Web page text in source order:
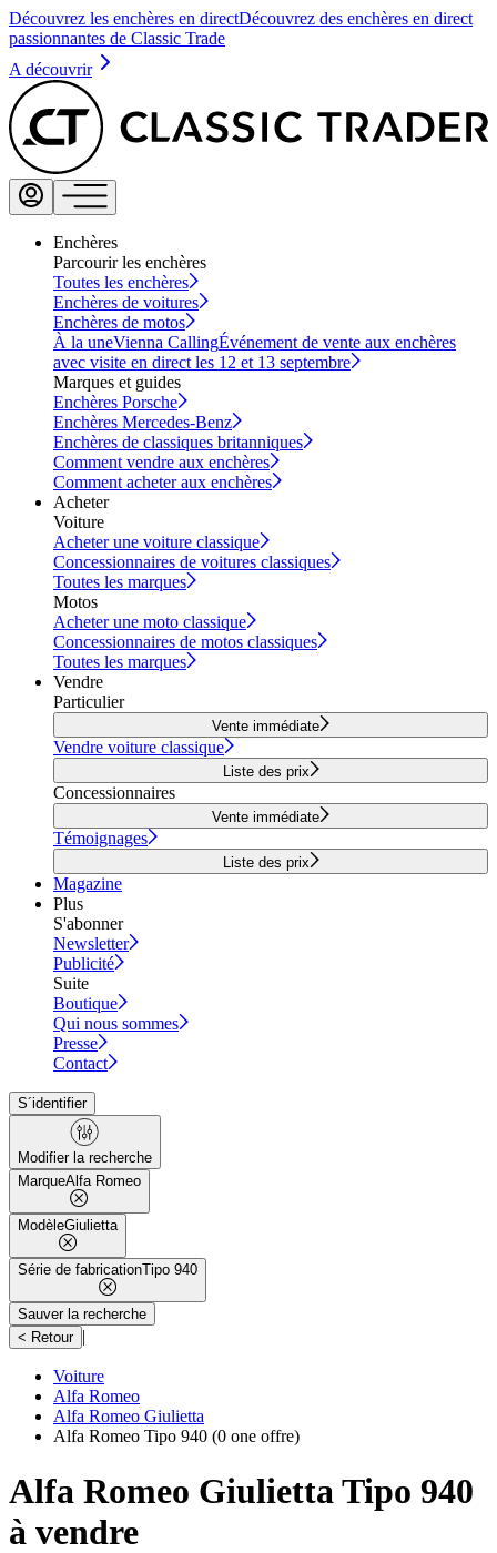
Découvrez les enchères en directDécouvrez des enchères en direct
passionnantes de Classic Trade
A découvrir
Enchères
Parcourir les enchères
Toutes les enchères
Enchères de voitures
Enchères de motos
À la uneVienna CallingÉvénement de vente aux enchères
avec visite en direct les 12 et 13 septembre
Marques et guides
Enchères Porsche
Enchères Mercedes-Benz
Enchères de classiques britanniques
Comment vendre aux enchères
Comment acheter aux enchères
Acheter
Voiture
Acheter une voiture classique
Concessionnaires de voitures classiques
Toutes les marques
Motos
Acheter une moto classique
Concessionnaires de motos classiques
Toutes les marques
Vendre
Particulier
Vente immédiate
Vendre voiture classique
Liste des prix
Concessionnaires
Vente immédiate
Témoignages
Liste des prix
Magazine
Plus
S'abonner
Newsletter
Publicité
Suite
Boutique
Qui nous sommes
Presse
Contact
S´identifier
Modifier la recherche
MarqueAlfa Romeo
ModèleGiulietta
Série de fabricationTipo 940
Sauver la recherche
< Retour |
Voiture
Alfa Romeo
Alfa Romeo Giulietta
Alfa Romeo Tipo 940 (0 one offre)
Alfa Romeo Giulietta Tipo 940
à vendre